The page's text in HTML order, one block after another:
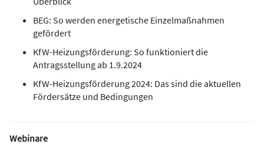
BEG: So werden energetische Einzelmaßnahmen
gefördert
KfW-Heizungsförderung: So funktioniert die
Antragsstellung ab 1.9.2024
KfW-Heizungsförderung 2024: Das sind die aktuellen
Fördersätze und Bedingungen
Webinare